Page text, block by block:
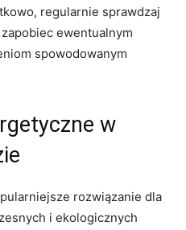
regularnie sprawdzaj
ewentualnym
spowodowanym
w
rozwiązanie dla
i ekologicznych